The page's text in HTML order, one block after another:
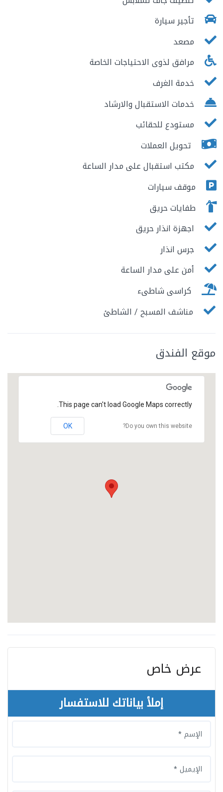
تأجير سيارة
مصعد
مرافق لذوى الاحتياجات الخاصة
خدمة الغرف
خدمات الاستقبال والارشاد
مستودع للحقائب
تحويل العملات
مكتب استقبال على مدار الساعة
موقف سيارات
طفايات حريق
اجهزة انذار حريق
جرس انذار
أمن على مدار الساعة
كراسى شاطىء
مناشف المسبح / الشاطئ
موقع الفندق
This page can't load Google Maps correctly.
Do you own this website?
OK
عرض خاص
إملأ بياناتك للاستفسار